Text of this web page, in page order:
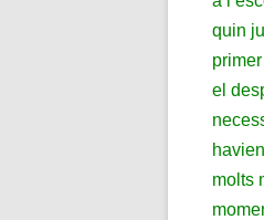
quin
el
molts